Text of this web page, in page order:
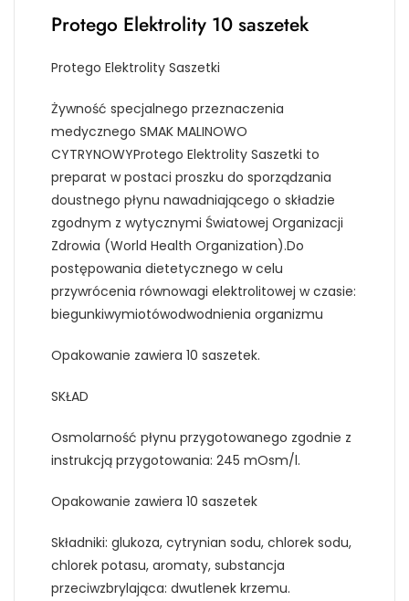
Protego Elektrolity 10 saszetek
Protego Elektrolity Saszetki
Żywność specjalnego przeznaczenia
medycznego SMAK MALINOWO
CYTRYNOWYProtego Elektrolity Saszetki to
preparat w postaci proszku do sporządzania
doustnego płynu nawadniającego o składzie
zgodnym z wytycznymi Światowej Organizacji
Zdrowia (World Health Organization).Do
postępowania dietetycznego w celu
przywrócenia równowagi elektrolitowej w czasie:
biegunkiwymiotówodwodnienia organizmu
Opakowanie zawiera 10 saszetek.
SKŁAD
Osmolarność płynu przygotowanego zgodnie z
instrukcją przygotowania: 245 mOsm/l.
Opakowanie zawiera 10 saszetek
Składniki: glukoza, cytrynian sodu, chlorek sodu,
chlorek potasu, aromaty, substancja
przeciwzbrylająca: dwutlenek krzemu.